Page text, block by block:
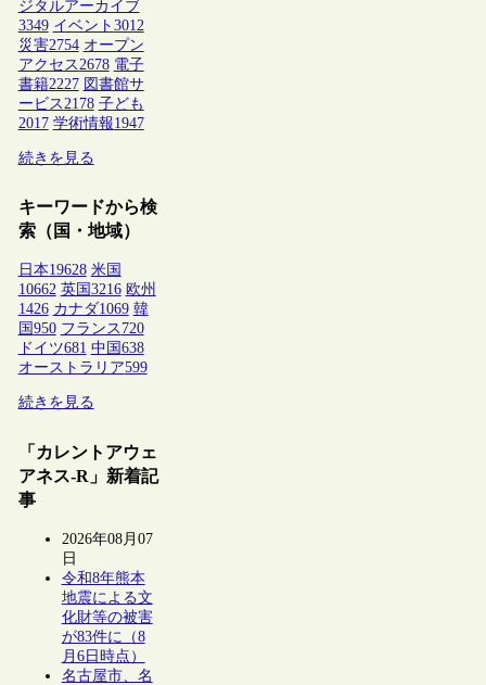
ジタルアーカイブ
3349 イベント 3012
災害2754 オープン
アクセス 2678 電子
書籍2227 図書館サ
ービス 2178 子ども
2017 学術情報1947
続きを見る
キーワードから検
索（国・地域）
日本19628 米国
10662 英国 3216 欧州
1426 カナダ1069 韓
国 950 フランス 720
ドイツ681 中国 638
オーストラリア599
続きを見る
「カレントアウェ
アネス-R」新着記
事
2026年08月07
日
令和8年熊本
地震による文
化財等の被害
が83件に（8
月6日時点）
名古屋市、名